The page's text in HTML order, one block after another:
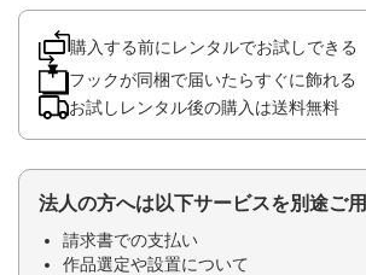
購入する前にレンタルでお試しできる
フックが同梱で届いたらすぐに飾れる
お試しレンタル後の購入は送料無料
法人の方へは以下サービスを別途ご
請求書での支払い
作品選定や設置について